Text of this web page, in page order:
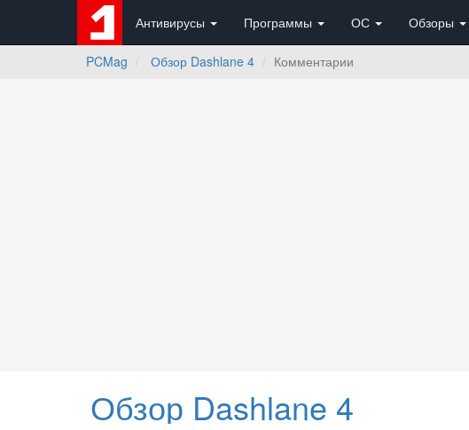
Антивирусы Программы ОС Обзоры
PCMag Обзор Dashlane 4 Комментарии
Обзор Dashlane 4